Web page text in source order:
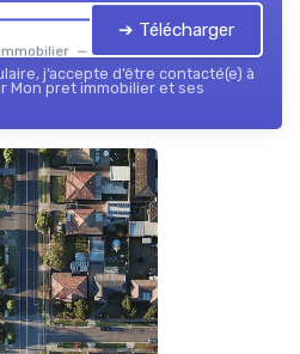
— 2026
➔ Télécharger
j’accepte d’être contacté(e) à
Mon pret immobilier et ses